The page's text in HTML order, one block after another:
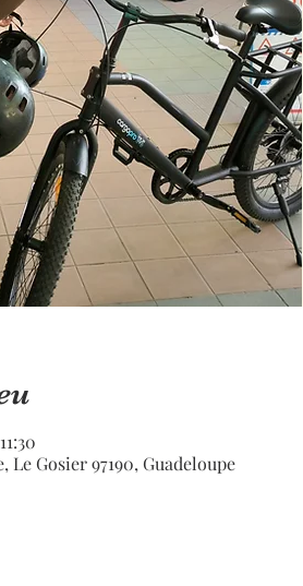
Le Gosier 97190, Guadeloupe